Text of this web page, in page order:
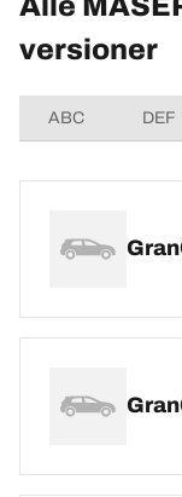
versioner
ABC DEF